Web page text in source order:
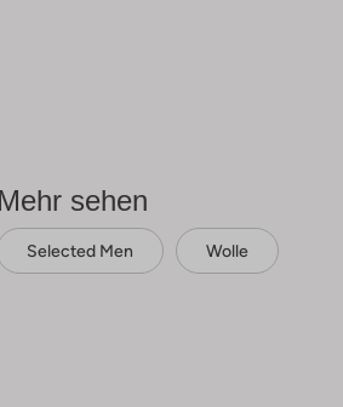
Mehr sehen
Selected Men Wolle